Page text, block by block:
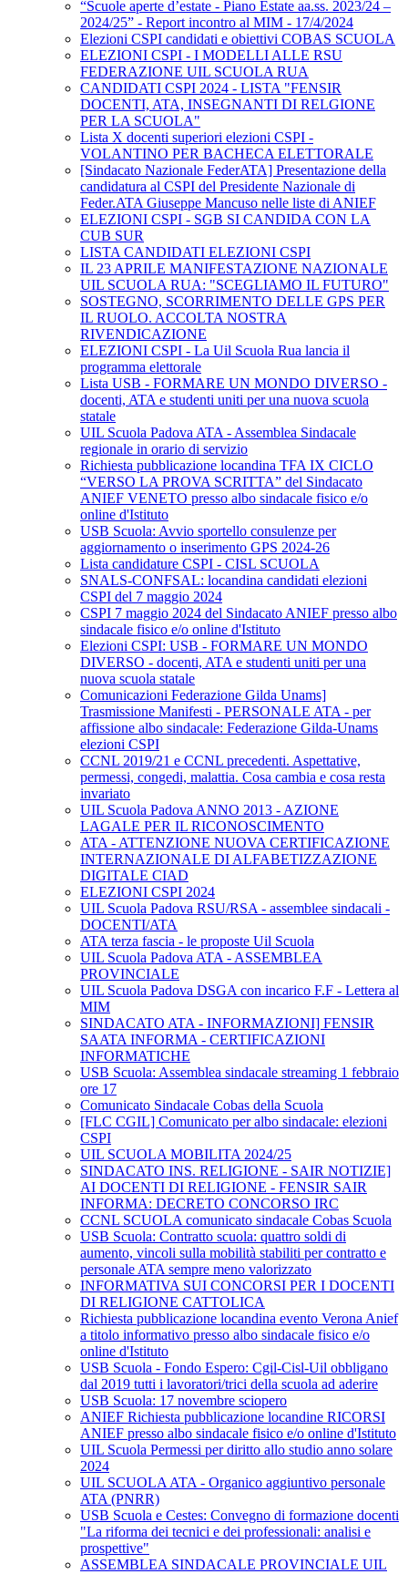
“Scuole aperte d’estate - Piano Estate aa.ss. 2023/24 –
2024/25” - Report incontro al MIM - 17/4/2024
Elezioni CSPI candidati e obiettivi COBAS SCUOLA
ELEZIONI CSPI - I MODELLI ALLE RSU
FEDERAZIONE UIL SCUOLA RUA
CANDIDATI CSPI 2024 - LISTA "FENSIR
DOCENTI, ATA, INSEGNANTI DI RELGIONE
PER LA SCUOLA"
Lista X docenti superiori elezioni CSPI -
VOLANTINO PER BACHECA ELETTORALE
[Sindacato Nazionale FederATA] Presentazione della
candidatura al CSPI del Presidente Nazionale di
Feder.ATA Giuseppe Mancuso nelle liste di ANIEF
ELEZIONI CSPI - SGB SI CANDIDA CON LA
CUB SUR
LISTA CANDIDATI ELEZIONI CSPI
IL 23 APRILE MANIFESTAZIONE NAZIONALE
UIL SCUOLA RUA: "SCEGLIAMO IL FUTURO"
SOSTEGNO, SCORRIMENTO DELLE GPS PER
IL RUOLO. ACCOLTA NOSTRA
RIVENDICAZIONE
ELEZIONI CSPI - La Uil Scuola Rua lancia il
programma elettorale
Lista USB - FORMARE UN MONDO DIVERSO -
docenti, ATA e studenti uniti per una nuova scuola
statale
UIL Scuola Padova ATA - Assemblea Sindacale
regionale in orario di servizio
Richiesta pubblicazione locandina TFA IX CICLO
“VERSO LA PROVA SCRITTA” del Sindacato
ANIEF VENETO presso albo sindacale fisico e/o
online d'Istituto
USB Scuola: Avvio sportello consulenze per
aggiornamento o inserimento GPS 2024-26
Lista candidature CSPI - CISL SCUOLA
SNALS-CONFSAL: locandina candidati elezioni
CSPI del 7 maggio 2024
CSPI 7 maggio 2024 del Sindacato ANIEF presso albo
sindacale fisico e/o online d'Istituto
Elezioni CSPI: USB - FORMARE UN MONDO
DIVERSO - docenti, ATA e studenti uniti per una
nuova scuola statale
Comunicazioni Federazione Gilda Unams]
Trasmissione Manifesti - PERSONALE ATA - per
affissione albo sindacale: Federazione Gilda-Unams
elezioni CSPI
CCNL 2019/21 e CCNL precedenti. Aspettative,
permessi, congedi, malattia. Cosa cambia e cosa resta
invariato
UIL Scuola Padova ANNO 2013 - AZIONE
LAGALE PER IL RICONOSCIMENTO
ATA - ATTENZIONE NUOVA CERTIFICAZIONE
INTERNAZIONALE DI ALFABETIZZAZIONE
DIGITALE CIAD
ELEZIONI CSPI 2024
UIL Scuola Padova RSU/RSA - assemblee sindacali -
DOCENTI/ATA
ATA terza fascia - le proposte Uil Scuola
UIL Scuola Padova ATA - ASSEMBLEA
PROVINCIALE
UIL Scuola Padova DSGA con incarico F.F - Lettera al
MIM
SINDACATO ATA - INFORMAZIONI] FENSIR
SAATA INFORMA - CERTIFICAZIONI
INFORMATICHE
USB Scuola: Assemblea sindacale streaming 1 febbraio
ore 17
Comunicato Sindacale Cobas della Scuola
[FLC CGIL] Comunicato per albo sindacale: elezioni
CSPI
UIL SCUOLA MOBILITA 2024/25
SINDACATO INS. RELIGIONE - SAIR NOTIZIE]
AI DOCENTI DI RELIGIONE - FENSIR SAIR
INFORMA: DECRETO CONCORSO IRC
CCNL SCUOLA comunicato sindacale Cobas Scuola
USB Scuola: Contratto scuola: quattro soldi di
aumento, vincoli sulla mobilità stabiliti per contratto e
personale ATA sempre meno valorizzato
INFORMATIVA SUI CONCORSI PER I DOCENTI
DI RELIGIONE CATTOLICA
Richiesta pubblicazione locandina evento Verona Anief
a titolo informativo presso albo sindacale fisico e/o
online d'Istituto
USB Scuola - Fondo Espero: Cgil-Cisl-Uil obbligano
dal 2019 tutti i lavoratori/trici della scuola ad aderire
USB Scuola: 17 novembre sciopero
ANIEF Richiesta pubblicazione locandine RICORSI
ANIEF presso albo sindacale fisico e/o online d'Istituto
UIL Scuola Permessi per diritto allo studio anno solare
2024
UIL SCUOLA ATA - Organico aggiuntivo personale
ATA (PNRR)
USB Scuola e Cestes: Convegno di formazione docenti
"La riforma dei tecnici e dei professionali: analisi e
prospettive"
ASSEMBLEA SINDACALE PROVINCIALE UIL